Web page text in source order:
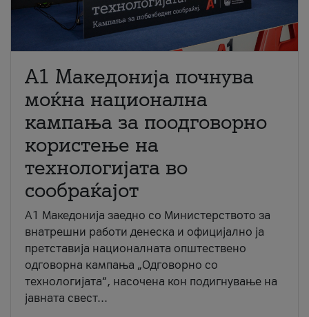
A1 Македонија почнува
моќна национална
кампања за поодговорно
користење на
технологијата во
сообраќајот
A1 Македонија заедно со Министерството за
внатрешни работи денеска и официјално ја
претставија националната општествено
одговорна кампања „Одговорно со
технологијата“, насочена кон подигнување на
јавната свест...